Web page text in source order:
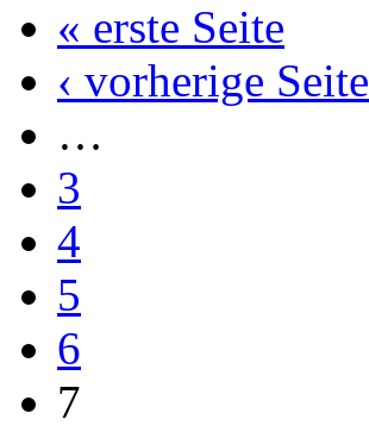
« erste Seite
‹ vorherige Seite
…
3
4
5
6
7